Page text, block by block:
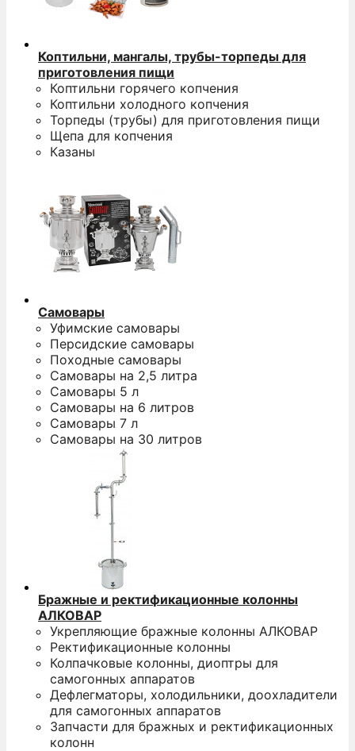
Коптильни, мангалы, трубы-торпеды для
приготовления пищи
Коптильни горячего копчения
Коптильни холодного копчения
Торпеды (трубы) для приготовления пищи
Щепа для копчения
Казаны
Самовары
Уфимские самовары
Персидские самовары
Походные самовары
Самовары на 2,5 литра
Самовары 5 л
Самовары на 6 литров
Самовары 7 л
Самовары на 30 литров
Бражные и ректификационные колонны
АЛКОВАР
Укрепляющие бражные колонны АЛКОВАР
Ректификационные колонны
Колпачковые колонны, диоптры для
самогонных аппаратов
Дефлегматоры, холодильники, доохладители
для самогонных аппаратов
Запчасти для бражных и ректификационных
колонн